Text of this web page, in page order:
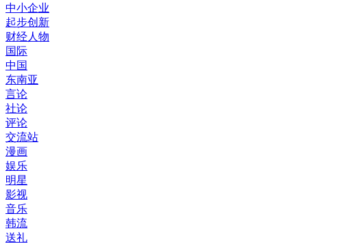
中小企业
起步创新
财经人物
国际
中国
东南亚
言论
社论
评论
交流站
漫画
娱乐
明星
影视
音乐
韩流
送礼